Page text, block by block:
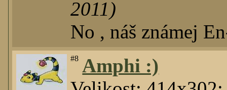
2011)
No , náš známej
#8 Amphi :)